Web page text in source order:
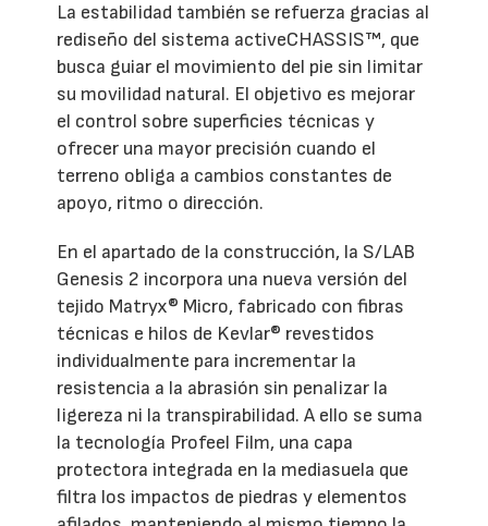
La estabilidad también se refuerza gracias al
rediseño del sistema activeCHASSIS™, que
busca guiar el movimiento del pie sin limitar
su movilidad natural. El objetivo es mejorar
el control sobre superficies técnicas y
ofrecer una mayor precisión cuando el
terreno obliga a cambios constantes de
apoyo, ritmo o dirección.
En el apartado de la construcción, la S/LAB
Genesis 2 incorpora una nueva versión del
tejido Matryx® Micro, fabricado con fibras
técnicas e hilos de Kevlar® revestidos
individualmente para incrementar la
resistencia a la abrasión sin penalizar la
ligereza ni la transpirabilidad. A ello se suma
la tecnología Profeel Film, una capa
protectora integrada en la mediasuela que
filtra los impactos de piedras y elementos